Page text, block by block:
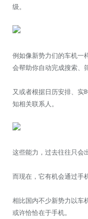
级。
例如像新势力们的车机一
会帮助你自动完成搜索、
又或者根据日历安排、实
知相关联系人。
这些能力，过去往往只会
而现在，它有机会通过手
相比国内不少新势力以车
或许恰恰在于手机。